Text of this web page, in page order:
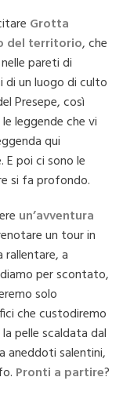
Grotta
del territorio, che
pareti di
di un luogo di culto
Presepe, così
leggende che vi
qui
poi ci sono le
si fa profondo.
un’avventura
un tour in
rallentare, a
per scontato,
solo
che custodiremo
pelle scaldata dal
aneddoti salentini,
Pronti a partire?